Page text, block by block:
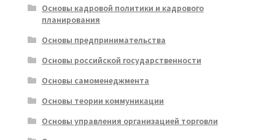
Основы кадровой политики и кадрового
планирования
Основы предпринимательства
Основы российской государственности
Основы самоменеджмента
Основы теории коммуникации
Основы управления организацией торговли